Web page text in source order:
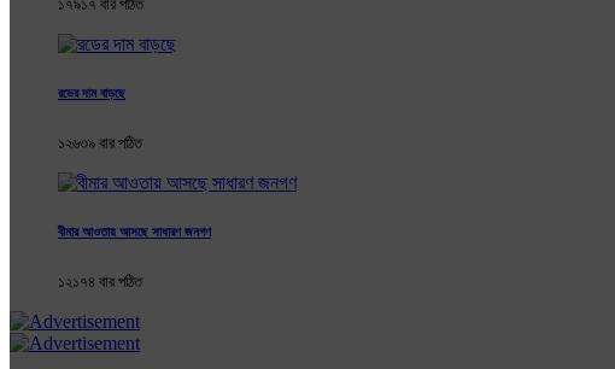
১৭৯১৭ বার পঠিত
রডের দাম বাড়ছে
১২৬৩৯ বার পঠিত
বীমার আওতায় আসছে সাধারণ জনগণ
১২১৭৪ বার পঠিত